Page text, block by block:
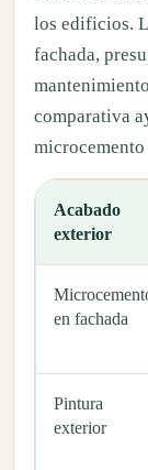
los edificios.
fachada,
comparativa
microcemento
Acabado
exterior
en fachada
Pintura
exterior